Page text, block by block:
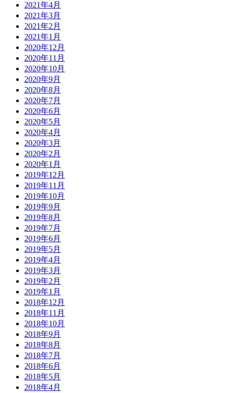
2021年4月
2021年3月
2021年2月
2021年1月
2020年12月
2020年11月
2020年10月
2020年9月
2020年8月
2020年7月
2020年6月
2020年5月
2020年4月
2020年3月
2020年2月
2020年1月
2019年12月
2019年11月
2019年10月
2019年9月
2019年8月
2019年7月
2019年6月
2019年5月
2019年4月
2019年3月
2019年2月
2019年1月
2018年12月
2018年11月
2018年10月
2018年9月
2018年8月
2018年7月
2018年6月
2018年5月
2018年4月